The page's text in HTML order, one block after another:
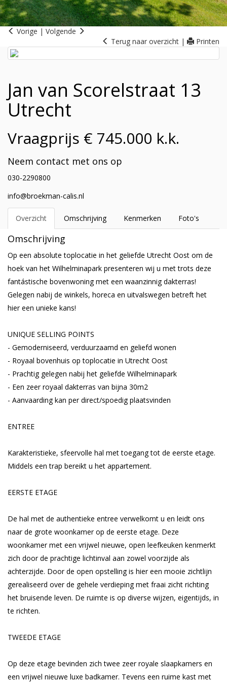
Vorige | Volgende
Terug naar overzicht | Printen
Jan van Scorelstraat 13
Utrecht
Vraagprijs € 745.000 k.k.
Neem contact met ons op
030-2290800
info@broekman-calis.nl
Overzicht Omschrijving Kenmerken Foto's
Omschrijving
Op een absolute toplocatie in het geliefde Utrecht Oost om de
hoek van het Wilhelminapark presenteren wij u met trots deze
fantástische bovenwoning met een waanzinnig dakterras!
Gelegen nabij de winkels, horeca en uitvalswegen betreft het
hier een unieke kans!
UNIQUE SELLING POINTS
- Gemoderniseerd, verduurzaamd en geliefd wonen
- Royaal bovenhuis op toplocatie in Utrecht Oost
- Prachtig gelegen nabij het geliefde Wilhelminapark
- Een zeer royaal dakterras van bijna 30m2
- Aanvaarding kan per direct/spoedig plaatsvinden
ENTREE
Karakteristieke, sfeervolle hal met toegang tot de eerste etage.
Middels een trap bereikt u het appartement.
EERSTE ETAGE
De hal met de authentieke entree verwelkomt u en leidt ons
naar de grote woonkamer op de eerste etage. Deze
woonkamer met een vrijwel nieuwe, open leefkeuken kenmerkt
zich door de prachtige lichtinval aan zowel voorzijde als
achterzijde. Door de open opstelling is hier een mooie zichtlijn
gerealiseerd over de gehele verdieping met fraai zicht richting
het bruisende leven. De ruimte is op diverse wijzen, eigentijds, in
te richten.
TWEEDE ETAGE
Op deze etage bevinden zich twee zeer royale slaapkamers en
een vrijwel nieuwe luxe badkamer. Tevens een ruime kast met